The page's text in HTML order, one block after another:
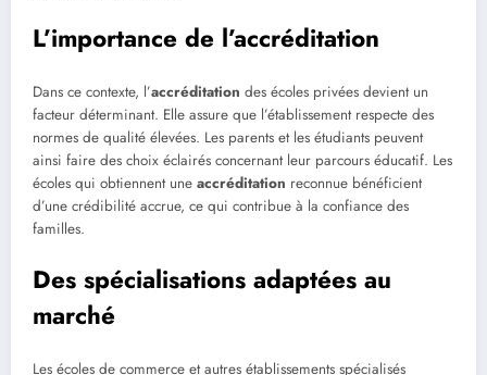
L’importance de l’accréditation
Dans ce contexte, l’accréditation des écoles privées devient un
facteur déterminant. Elle assure que l’établissement respecte des
normes de qualité élevées. Les parents et les étudiants peuvent
ainsi faire des choix éclairés concernant leur parcours éducatif. Les
écoles qui obtiennent une accréditation reconnue bénéficient
d’une crédibilité accrue, ce qui contribue à la confiance des
familles.
Des spécialisations adaptées au
marché
Les écoles de commerce et autres établissements spécialisés